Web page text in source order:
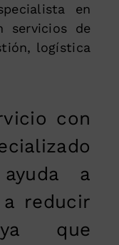
en
servicios de
logística
con
a
reducir
que